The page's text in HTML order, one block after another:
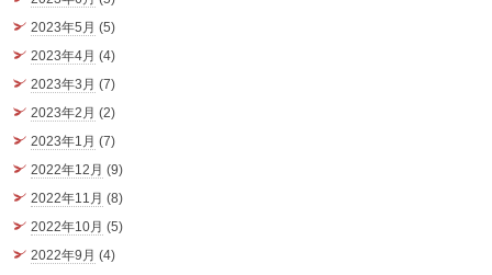
2023年5月 (5)
2023年4月 (4)
2023年3月 (7)
2023年2月 (2)
2023年1月 (7)
2022年12月 (9)
2022年11月 (8)
2022年10月 (5)
2022年9月 (4)